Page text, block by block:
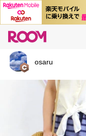
osaru